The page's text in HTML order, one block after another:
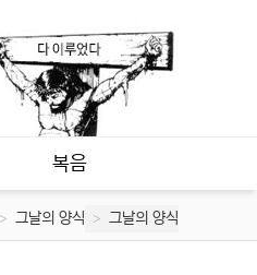
복음
그날의 양식 그날의 양식